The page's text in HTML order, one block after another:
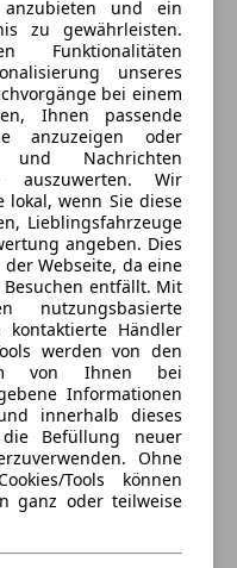
anzubieten und ein
zu gewährleisten.
Funktionalitäten
unseres
bei einem
Ihnen passende
anzuzeigen oder
und Nachrichten
auszuwerten. Wir
lokal, wenn Sie diese
Lieblingsfahrzeuge
angeben. Dies
Webseite, da eine
entfällt. Mit
nutzungsbasierte
Händler
werden von den
von Ihnen bei
Informationen
innerhalb dieses
Befüllung neuer
Ohne
Tools können
ganz oder teilweise